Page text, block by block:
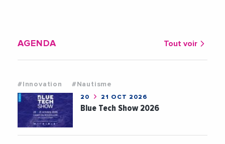
AGENDA Tout voir
#Innovation #Nautisme
20 21 OCT 2026
Blue Tech Show 2026